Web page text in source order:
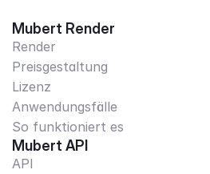
Mubert Render
Render
Preisgestaltung
Lizenz
Anwendungsfälle
So funktioniert es
Mubert API
API